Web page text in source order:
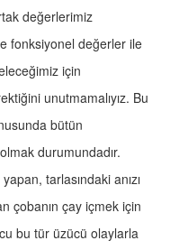
değerlerimiz
fonksiyonel değerler ile
için
unutmamalıyız. Bu
bütün
durumundadır.
tarlasındaki anızı
çobanın çay içmek için
bu tür üzücü olaylarla